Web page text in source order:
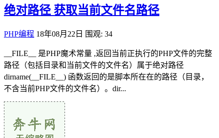
绝对路径 获取当前文件名路径
PHP编程 18年08月22日 围观: 34
__FILE__ 是PHP魔术常量 ,返回当前正执行的PHP文件的完整
路径（包括目录和当前文件的文件名）属于绝对路径
dirname(__FILE__) 函数返回的是脚本所在在的路径（目录，
不含当前PHP文件的文件名）。dir...